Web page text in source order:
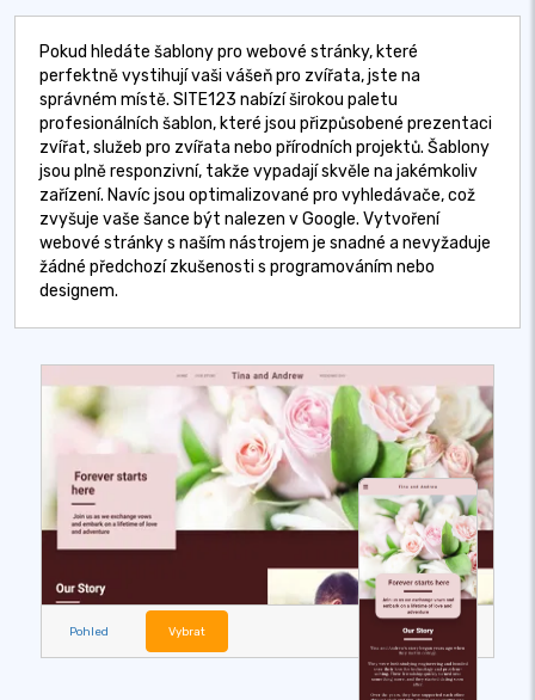
Pokud hledáte šablony pro webové stránky, které
perfektně vystihují vaši vášeň pro zvířata, jste na
správném místě. SITE123 nabízí širokou paletu
profesionálních šablon, které jsou přizpůsobené prezentaci
zvířat, služeb pro zvířata nebo přírodních projektů. Šablony
jsou plně responzivní, takže vypadají skvěle na jakémkoliv
zařízení. Navíc jsou optimalizované pro vyhledávače, což
zvyšuje vaše šance být nalezen v Google. Vytvoření
webové stránky s naším nástrojem je snadné a nevyžaduje
žádné předchozí zkušenosti s programováním nebo
designem.
Pohled Vybrat